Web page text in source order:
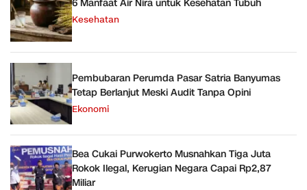
6 Manfaat Air Nira untuk Kesehatan Tubuh
Kesehatan
Pembubaran Perumda Pasar Satria Banyumas
Tetap Berlanjut Meski Audit Tanpa Opini
Ekonomi
Bea Cukai Purwokerto Musnahkan Tiga Juta
Rokok Ilegal, Kerugian Negara Capai Rp2,87
Miliar